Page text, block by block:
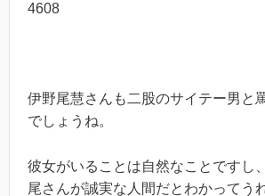
4608
伊野尾慧さんも二股のサイテー男と
でしょうね。
彼女がいることは自然なことですし
尾さんが誠実な人間だとわかってう